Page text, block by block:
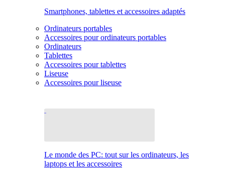
Smartphones, tablettes et accessoires adaptés
Ordinateurs portables
Accessoires pour ordinateurs portables
Ordinateurs
Tablettes
Accessoires pour tablettes
Liseuse
Accessoires pour liseuse
Le monde des PC: tout sur les ordinateurs, les
laptops et les accessoires